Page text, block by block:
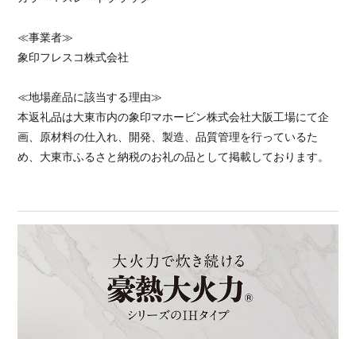
≪事業者≫
象印フレスコ株式会社
≪地場産品に該当する理由≫
本返礼品は大東市内の象印マホービン株式会社大阪工場にて企
画、原材料の仕入れ、開発、製造、品質管理を行っているた
め、大東市ふるさと納税のお礼の品として掲載しております。